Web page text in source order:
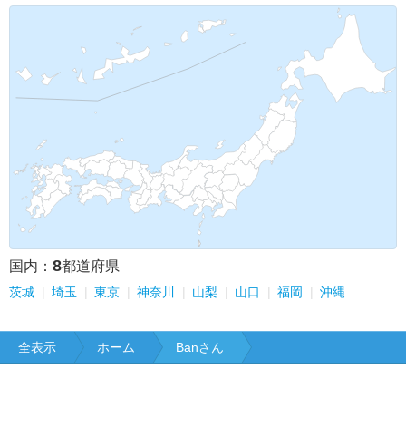
国内： 8都道府県
茨城 埼玉 東京 神奈川 山梨 山口 福岡 沖縄
全表示 ホーム Banさん